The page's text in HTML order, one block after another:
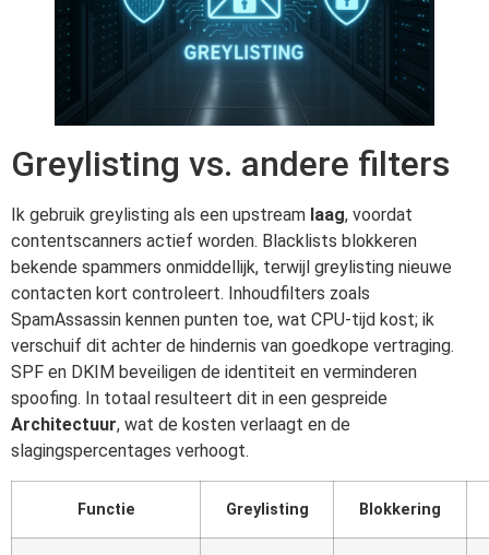
Greylisting vs. andere filters
Ik gebruik greylisting als een upstream laag, voordat
contentscanners actief worden. Blacklists blokkeren
bekende spammers onmiddellijk, terwijl greylisting nieuwe
contacten kort controleert. Inhoudfilters zoals
SpamAssassin kennen punten toe, wat CPU-tijd kost; ik
verschuif dit achter de hindernis van goedkope vertraging.
SPF en DKIM beveiligen de identiteit en verminderen
spoofing. In totaal resulteert dit in een gespreide
Architectuur, wat de kosten verlaagt en de
slagingspercentages verhoogt.
Functie Greylisting Blokkering